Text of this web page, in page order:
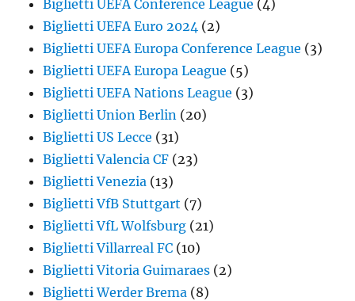
Biglietti UEFA Conference League (4)
Biglietti UEFA Euro 2024 (2)
Biglietti UEFA Europa Conference League (3)
Biglietti UEFA Europa League (5)
Biglietti UEFA Nations League (3)
Biglietti Union Berlin (20)
Biglietti US Lecce (31)
Biglietti Valencia CF (23)
Biglietti Venezia (13)
Biglietti VfB Stuttgart (7)
Biglietti VfL Wolfsburg (21)
Biglietti Villarreal FC (10)
Biglietti Vitoria Guimaraes (2)
Biglietti Werder Brema (8)